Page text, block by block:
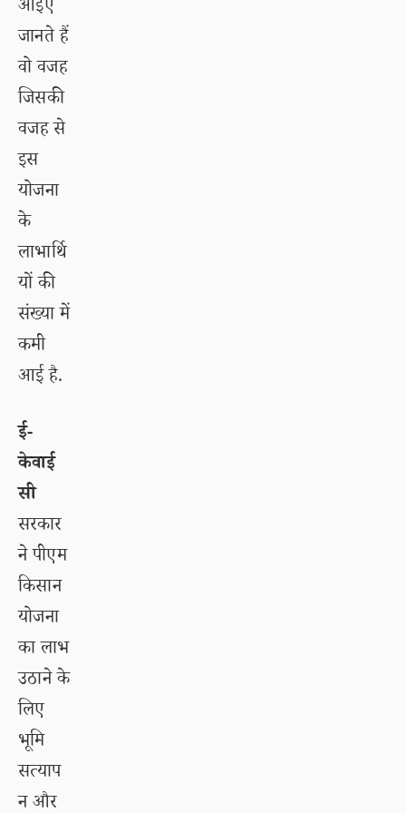
आइए
जानते हैं
वो वजह
जिसकी
वजह से
इस
योजना
के
लाभार्थि
यों की
संख्या में
कमी
आई है.
ई-
केवाई
सी
सरकार
ने पीएम
किसान
योजना
का लाभ
उठाने के
लिए
भूमि
सत्याप
न और